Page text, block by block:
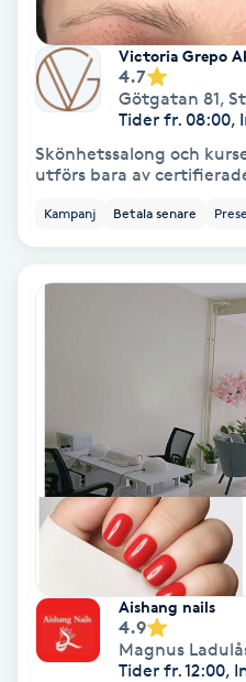
Barnklippning
BIAB
Bröllopsuppsättning
Celluliter
Coachning
Color correction
Victoria Grepo
4.7
Götgatan 81,
Tider fr. 08:00,
Skönhetssalong och
utförs bara av
Kampanj Betala senare
Aishang nails
4.9
Magnus
Tider fr. 12:00,